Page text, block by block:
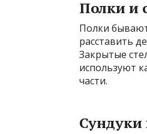
Полки и
Полки
расставить
Закрытые
используют
части.